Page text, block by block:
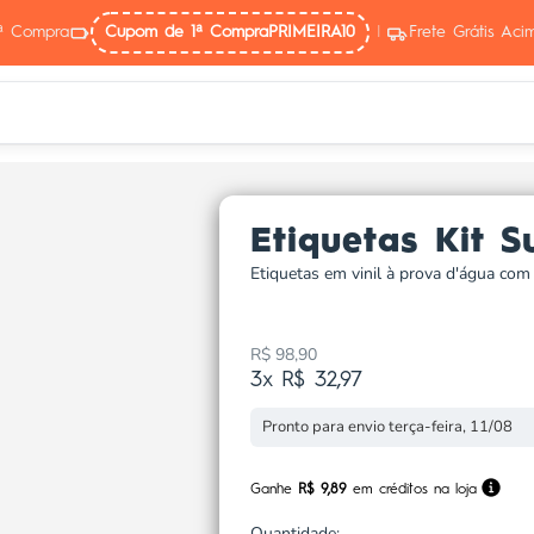
Compra Cupom de 1ª CompraPRIMEIRA10 Frete Grátis
Etiquetas Kit
Etiquetas em vinil à prova d'água
Preço promocional
R$ 98,90
3x R$ 32,97
Pronto para envio terça-feira, 11/08
Ganhe R$ 9,89em créditos na loja